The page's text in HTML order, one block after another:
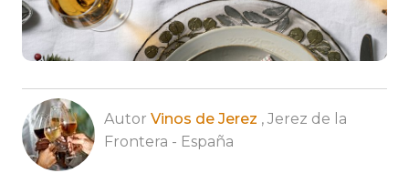
Autor Vinos de Jerez , Jerez de la
Frontera - España